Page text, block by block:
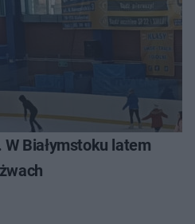
W Białymstoku latem